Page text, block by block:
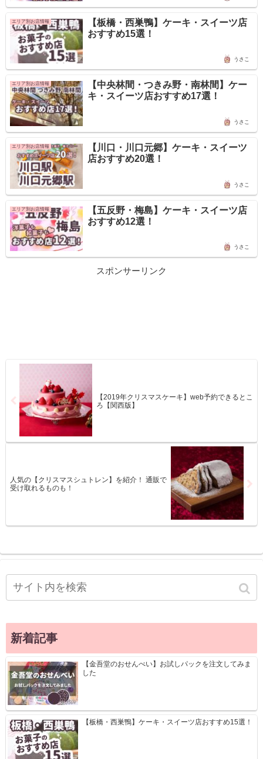
エリア別お店情報
【板橋・西巣鴨】ケーキ・スイーツ店
おすすめ15選！
うさこ
エリア別お店情報
【中央林間・つきみ野・南林間】ケー
キ・スイーツ店おすすめ17選！
うさこ
エリア別お店情報
【川口・川口元郷】ケーキ・スイーツ
店おすすめ20選！
うさこ
エリア別お店情報
【五反野・梅島】ケーキ・スイーツ店
おすすめ12選！
うさこ
スポンサーリンク
【2019年クリスマスケーキ】web予約できるとこ
ろ【関西版】
人気の【クリスマスシュトレン】を紹介！ 通販で
受け取れるものも！
新着記事
【金吾堂のおせんべい】お試しパックを注文してみま
した
【板橋・西巣鴨】ケーキ・スイーツ店おすすめ15選！